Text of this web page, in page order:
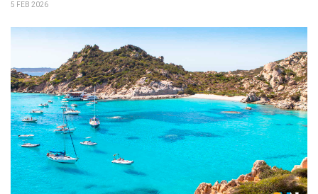
5 FEB 2026